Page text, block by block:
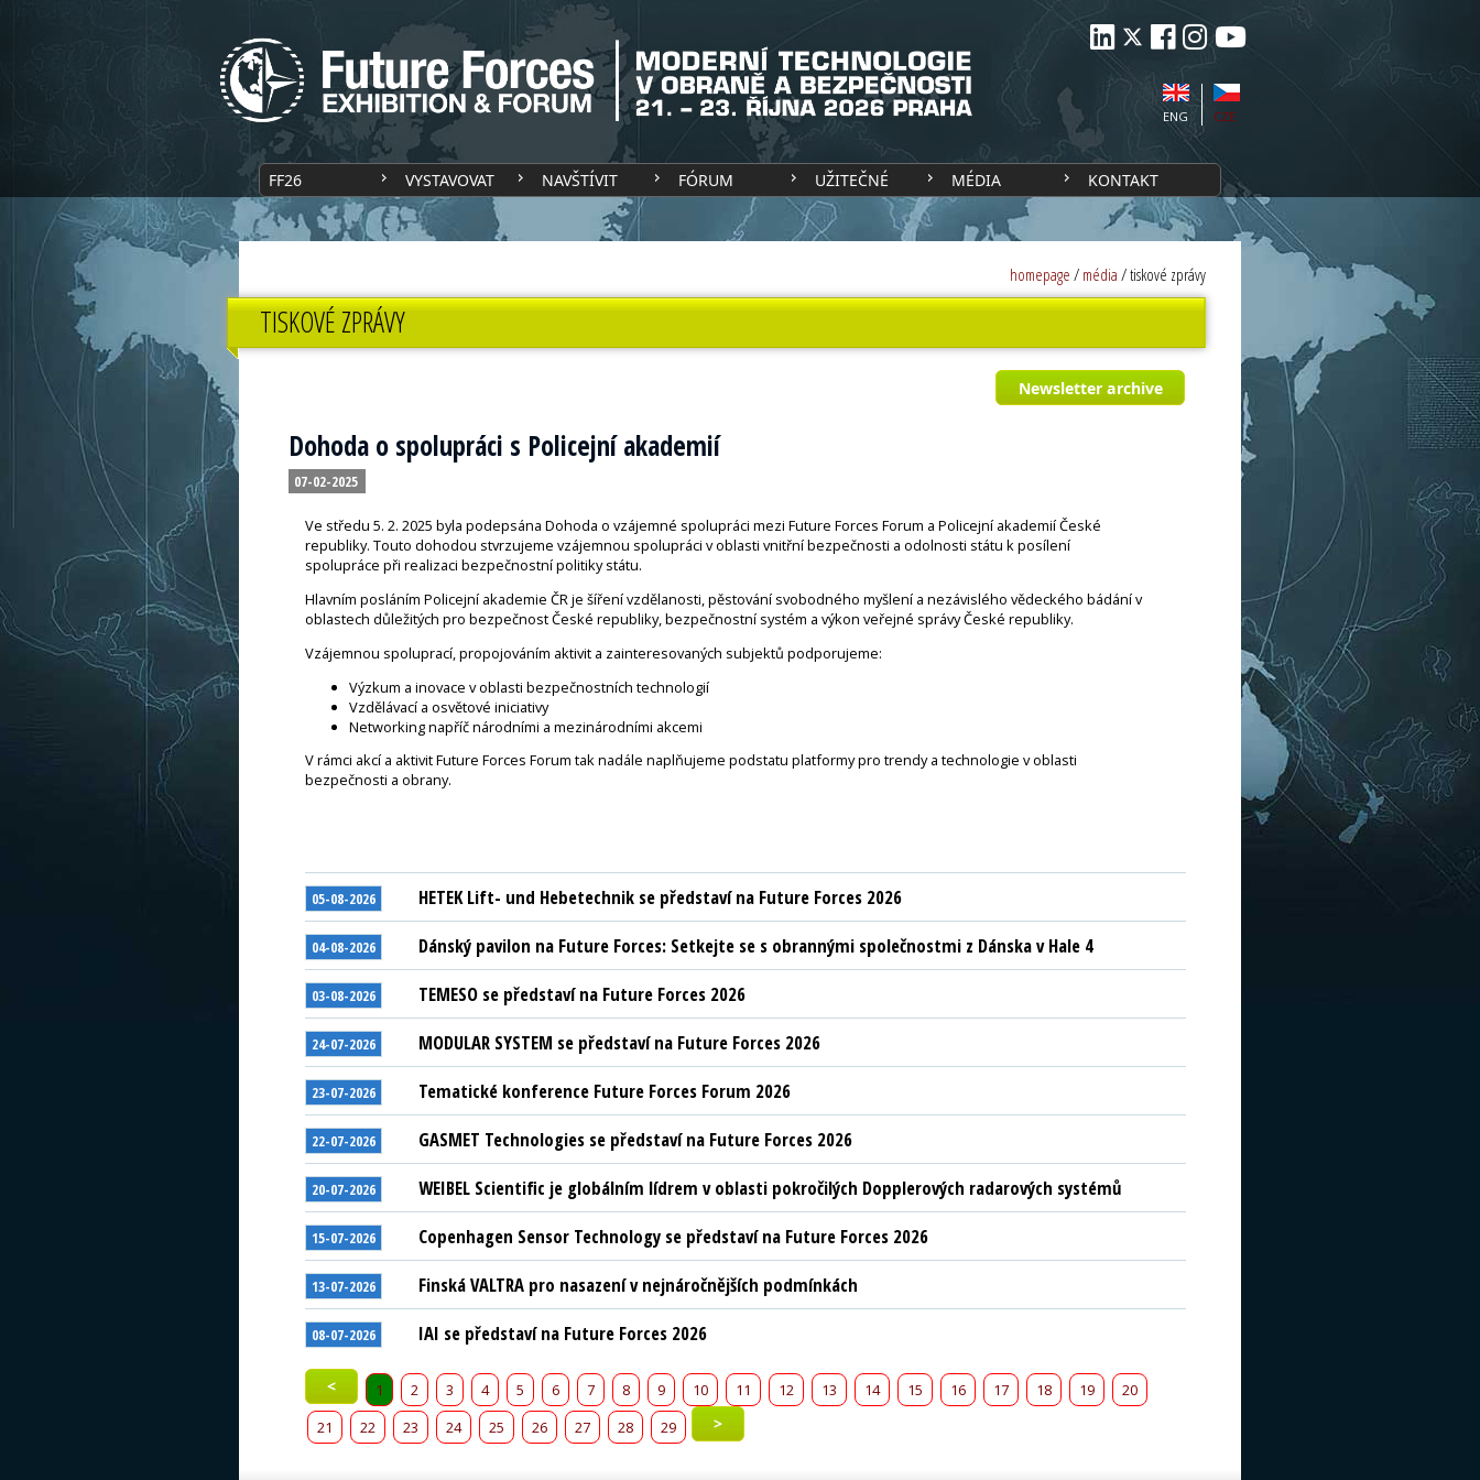
CZE
ENG
FF26 VYSTAVOVAT NAVŠTÍVIT FÓRUM UŽITEČNÉ MÉDIA KONTAKT
homepage/média/tiskové zprávy
TISKOVÉ ZPRÁVY
Newsletter archive
Dohoda o spolupráci s Policejní akademií
07-02-2025
Ve středu 5. 2. 2025 byla podepsána Dohoda o vzájemné spolupráci mezi Future Forces Forum a Policejní akademií České
republiky. Touto dohodou stvrzujeme vzájemnou spolupráci v oblasti vnitřní bezpečnosti a odolnosti státu k posílení
spolupráce při realizaci bezpečnostní politiky státu.
Hlavním posláním Policejní akademie ČR je šíření vzdělanosti, pěstování svobodného myšlení a nezávislého vědeckého bádání v
oblastech důležitých pro bezpečnost České republiky, bezpečnostní systém a výkon veřejné správy České republiky.
Vzájemnou spoluprací, propojováním aktivit a zainteresovaných subjektů podporujeme:
Výzkum a inovace v oblasti bezpečnostních technologií
Vzdělávací a osvětové iniciativy
Networking napříč národními a mezinárodními akcemi
V rámci akcí a aktivit Future Forces Forum tak nadále naplňujeme podstatu platformy pro trendy a technologie v oblasti
bezpečnosti a obrany.
05-08-2026 HETEK Lift- und Hebetechnik se představí na Future Forces 2026
04-08-2026 Dánský pavilon na Future Forces: Setkejte se s obrannými společnostmi z Dánska v Hale 4
03-08-2026 TEMESO se představí na Future Forces 2026
24-07-2026 MODULAR SYSTEM se představí na Future Forces 2026
23-07-2026 Tematické konference Future Forces Forum 2026
22-07-2026 GASMET Technologies se představí na Future Forces 2026
20-07-2026 WEIBEL Scientific je globálním lídrem v oblasti pokročilých Dopplerových radarových systémů
15-07-2026 Copenhagen Sensor Technology se představí na Future Forces 2026
13-07-2026 Finská VALTRA pro nasazení v nejnáročnějších podmínkách
08-07-2026 IAI se představí na Future Forces 2026
< 1 2 3 4 5 6 7 8 9 10 11 12 13 14 15 16 17 18 19
20
21
22 23 24 25 26 27 28 29 >